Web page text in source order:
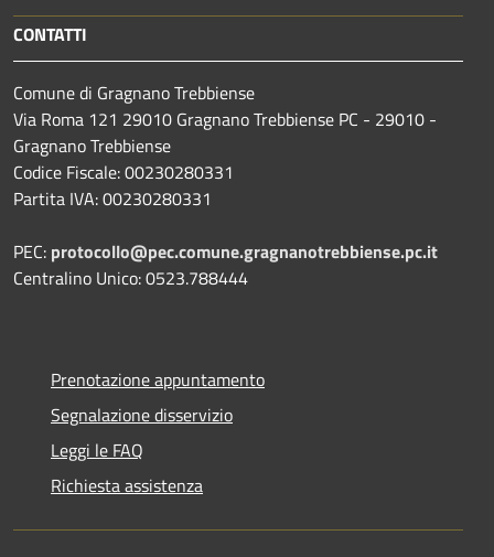
CONTATTI
Comune di Gragnano Trebbiense
Via Roma 121 29010 Gragnano Trebbiense PC - 29010 -
Gragnano Trebbiense
Codice Fiscale: 00230280331
Partita IVA: 00230280331
PEC: protocollo@pec.comune.gragnanotrebbiense.pc.it
Centralino Unico: 0523.788444
Prenotazione appuntamento
Segnalazione disservizio
Leggi le FAQ
Richiesta assistenza